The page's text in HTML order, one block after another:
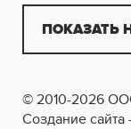
ПОКАЗАТЬ
© 2010-2026
Создание